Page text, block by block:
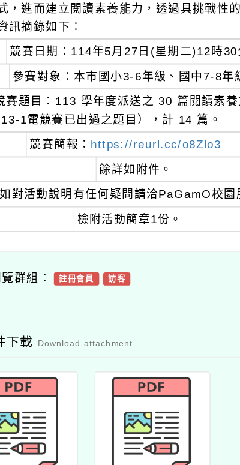
，進而建立閱讀素養能力，透過具挑戰性
訊摘錄如下：
競賽日期：114年5月27日(星期二)12時30
參賽對象：本市國小3-6年級、國中7-8年
賽題目：113 學年度派送之 30 篇閱讀素
1電競賽已出過之題目），計 14 篇。
競賽簡報： https://reurl.cc/o8Zlo3
餘詳如附件。
如對活動說明有任何疑問請洽PaGamO校
檢附活動簡章1份。
群組： 註冊會員 訪客
下載 Download attachment